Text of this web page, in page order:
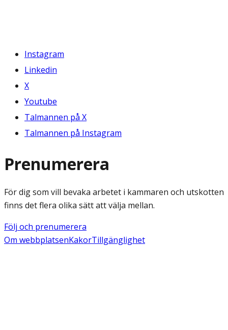
Instagram
Linkedin
X
Youtube
Talmannen på X
Talmannen på Instagram
Prenumerera
För dig som vill bevaka arbetet i kammaren och utskotten
finns det flera olika sätt att välja mellan.
Följ och prenumerera
Om webbplatsenKakorTillgänglighet